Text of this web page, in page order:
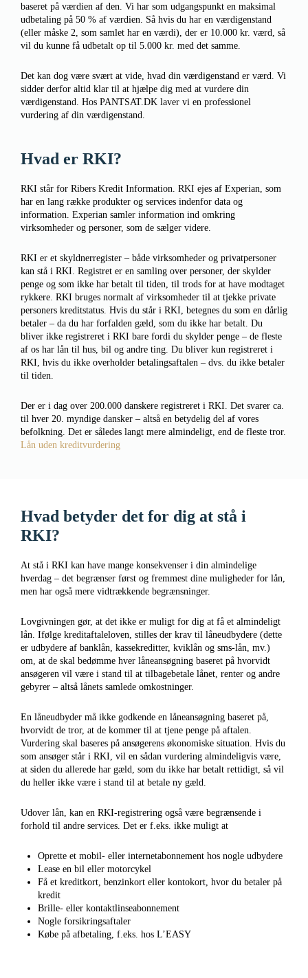
baseret på værdien af den. Vi har som udgangspunkt en maksimal
udbetaling på 50 % af værdien. Så hvis du har en værdigenstand
(eller måske 2, som samlet har en værdi), der er 10.000 kr. værd, så
vil du kunne få udbetalt op til 5.000 kr. med det samme.
Det kan dog være svært at vide, hvad din værdigenstand er værd. Vi
sidder derfor altid klar til at hjælpe dig med at vurdere din
værdigenstand. Hos PANTSAT.DK laver vi en professionel
vurdering af din værdigenstand.
Hvad er RKI?
RKI står for Ribers Kredit Information. RKI ejes af Experian, som
har en lang række produkter og services indenfor data og
information. Experian samler information ind omkring
virksomheder og personer, som de sælger videre.
RKI er et skyldnerregister – både virksomheder og privatpersoner
kan stå i RKI. Registret er en samling over personer, der skylder
penge og som ikke har betalt til tiden, til trods for at have modtaget
rykkere. RKI bruges normalt af virksomheder til at tjekke private
personers kreditstatus. Hvis du står i RKI, betegnes du som en dårlig
betaler – da du har forfalden gæld, som du ikke har betalt. Du
bliver ikke registreret i RKI bare fordi du skylder penge – de fleste
af os har lån til hus, bil og andre ting. Du bliver kun registreret i
RKI, hvis du ikke overholder betalingsaftalen – dvs. du ikke betaler
til tiden.
Der er i dag over 200.000 danskere registreret i RKI. Det svarer ca.
til hver 20. myndige dansker – altså en betydelig del af vores
befolkning. Det er således langt mere almindeligt, end de fleste tror.
Lån uden kreditvurdering
Hvad betyder det for dig at stå i
RKI?
At stå i RKI kan have mange konsekvenser i din almindelige
hverdag – det begrænser først og fremmest dine muligheder for lån,
men har også mere vidtrækkende begrænsninger.
Lovgivningen gør, at det ikke er muligt for dig at få et almindeligt
lån. Ifølge kreditaftaleloven, stilles der krav til låneudbydere (dette
er udbydere af banklån, kassekreditter, kviklån og sms-lån, mv.)
om, at de skal bedømme hver låneansøgning baseret på hvorvidt
ansøgeren vil være i stand til at tilbagebetale lånet, renter og andre
gebyrer – altså lånets samlede omkostninger.
En låneudbyder må ikke godkende en låneansøgning baseret på,
hvorvidt de tror, at de kommer til at tjene penge på aftalen.
Vurdering skal baseres på ansøgerens økonomiske situation. Hvis du
som ansøger står i RKI, vil en sådan vurdering almindeligvis være,
at siden du allerede har gæld, som du ikke har betalt rettidigt, så vil
du heller ikke være i stand til at betale ny gæld.
Udover lån, kan en RKI-registrering også være begrænsende i
forhold til andre services. Det er f.eks. ikke muligt at
Oprette et mobil- eller internetabonnement hos nogle udbydere
Lease en bil eller motorcykel
Få et kreditkort, benzinkort eller kontokort, hvor du betaler på
kredit
Brille- eller kontaktlinseabonnement
Nogle forsikringsaftaler
Købe på afbetaling, f.eks. hos L’EASY